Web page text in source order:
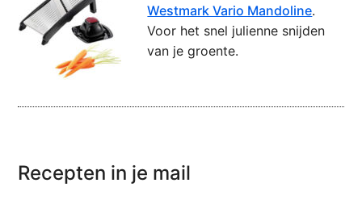
Westmark Vario Mandoline.
Voor het snel julienne snijden
van je groente.
Recepten in je mail